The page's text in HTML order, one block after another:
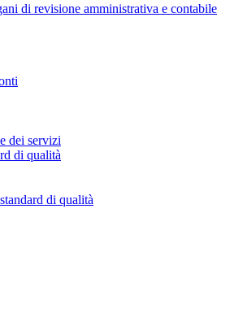
di revisione amministrativa e contabile
dei servizi
di qualità
di qualità